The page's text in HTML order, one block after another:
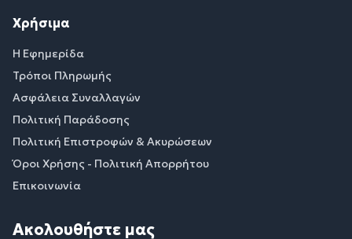
Χρήσιμα
Η Εφημερίδα
Τρόποι Πληρωμής
Ασφάλεια Συναλλαγών
Πολιτική Παράδοσης
Πολιτική Επιστροφών & Ακυρώσεων
Όροι Χρήσης - Πολιτική Απορρήτου
Επικοινωνία
Ακολουθήστε μας